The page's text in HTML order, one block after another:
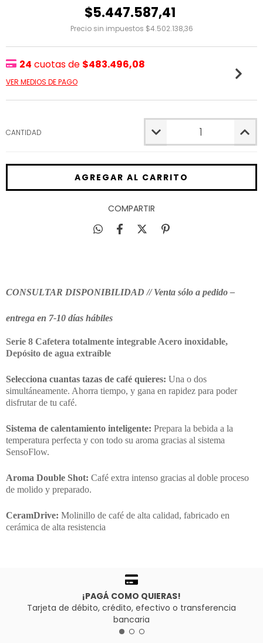
$5.447.587,41
Precio sin impuestos $4.502.138,36
24 cuotas de $483.496,08
VER MEDIOS DE PAGO
CANTIDAD
COMPARTIR
CONSULTAR DISPONIBILIDAD // Venta sólo a pedido –
entrega en 7-10 días hábiles
Serie 8 Cafetera totalmente integrable Acero inoxidable,
Depósito de agua extraíble
Selecciona cuantas tazas de café quieres: Una o dos
simultáneamente. Ahorra tiempo, y gana en rapidez para poder
disfrutar de tu café.
Sistema de calentamiento inteligente: Prepara la bebida a la
temperatura perfecta y con todo su aroma gracias al sistema
SensoFlow.
Aroma Double Shot: Café extra intenso gracias al doble proceso
de molido y preparado.
CeramDrive: Molinillo de café de alta calidad, fabricado en
cerámica de alta resistencia
¡PAGÁ COMO QUIERAS!
Tarjeta de débito, crédito, efectivo o transferencia
bancaria